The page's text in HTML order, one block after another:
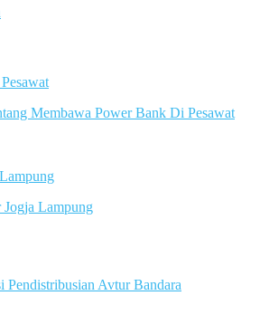
Membawa Power Bank Di Pesawat
Lampung
Pendistribusian Avtur Bandara